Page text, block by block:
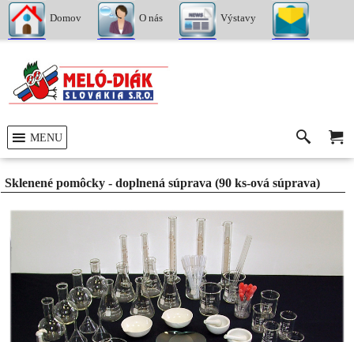
Domov O nás Výstavy
MENU
Sklenené pomôcky - doplnená súprava (90 ks-ová súprava)